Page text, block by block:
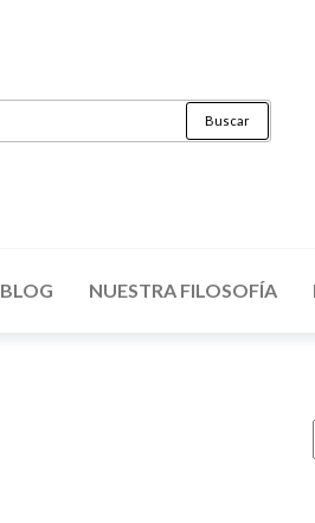
Buscar
BLOG NUESTRA FILOSOFÍA